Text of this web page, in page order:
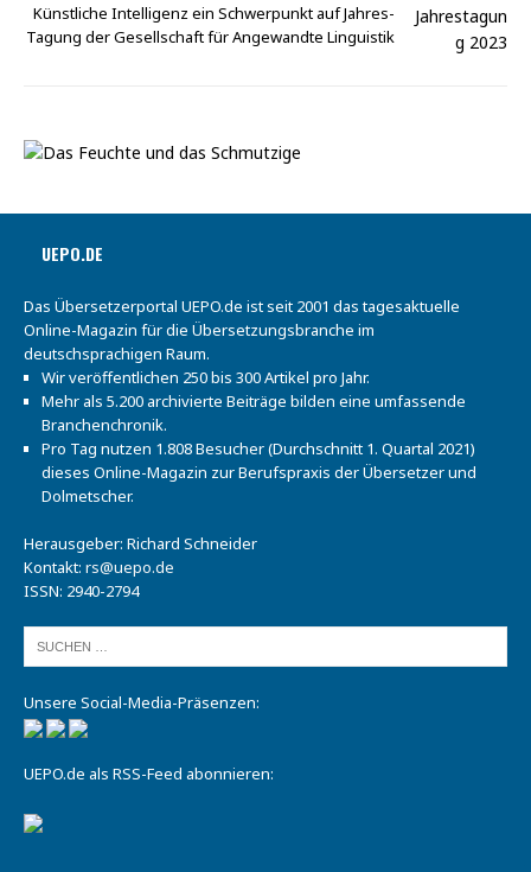
Künstliche Intelligenz ein Schwerpunkt auf Jahres-
Tagung der Gesellschaft für Angewandte Linguistik
UEPO.DE
Das Übersetzerportal UEPO.de ist seit 2001 das tagesaktuelle
Online-Magazin für die Übersetzungsbranche im
deutschsprachigen Raum.
Wir veröffentlichen 250 bis 300 Artikel pro Jahr.
Mehr als 5.200 archivierte Beiträge bilden eine umfassende
Branchenchronik.
Pro Tag nutzen 1.808 Besucher (Durchschnitt 1. Quartal 2021)
dieses Online-Magazin zur Berufspraxis der Übersetzer und
Dolmetscher.
Herausgeber: Richard Schneider
Kontakt: rs@uepo.de
ISSN: 2940-2794
Unsere Social-Media-Präsenzen:
UEPO.de als RSS-Feed abonnieren: